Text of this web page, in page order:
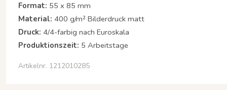
Format: 55 x 85 mm
Material: 400 g/m² Bilderdruck matt
Druck: 4/4-farbig nach Euroskala
Produktionszeit: 5 Arbeitstage
Artikelnr. 1212010285